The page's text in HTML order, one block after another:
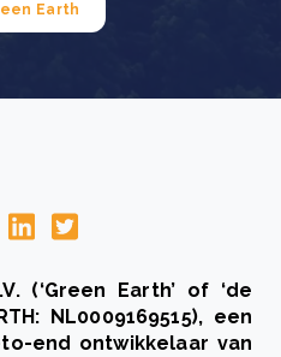
Earth
(‘Green Earth’ of ‘de
NL0009169515), een
end ontwikkelaar van